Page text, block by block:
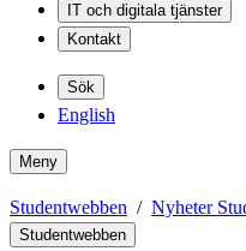
IT och digitala tjänster
Kontakt
Sök
English
Meny
Studentwebben Nyheter
Studentwebben